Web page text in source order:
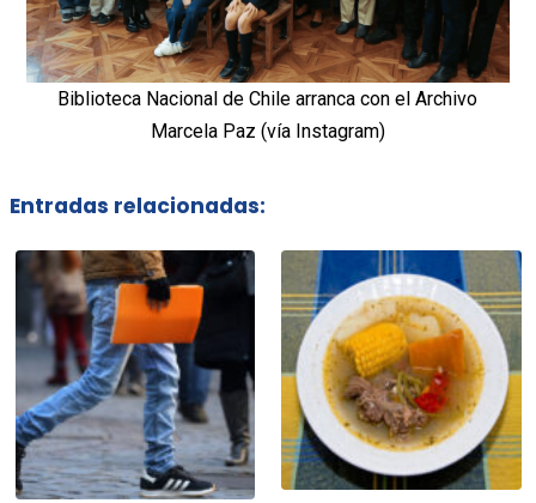
Biblioteca Nacional de Chile arranca con el Archivo
Marcela Paz (vía Instagram)
Entradas relacionadas: